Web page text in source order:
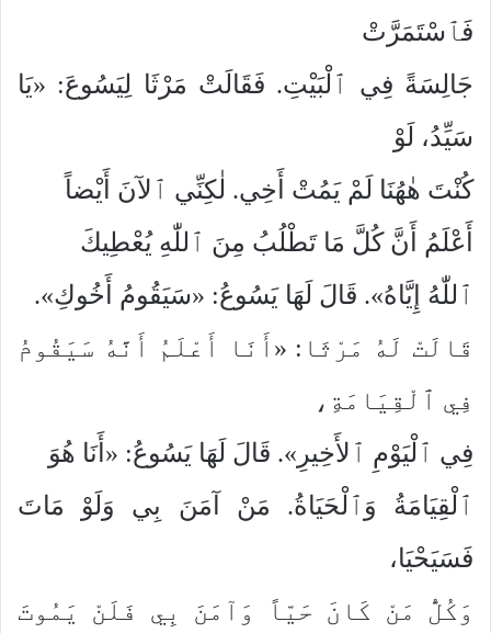
فَٱسْتَمَرَّتْ
جَالِسَةً فِي ٱلْبَيْتِ. فَقَالَتْ مَرْثَا لِيَسُوعَ: «يَا
سَيِّدُ، لَوْ
كُنْتَ هٰهُنَا لَمْ يَمُتْ أَخِي. لٰكِنِّي ٱلآنَ أَيْضاً
أَعْلَمُ أَنَّ كُلَّ مَا تَطْلُبُ مِنَ ٱللّٰهِ يُعْطِيكَ
ٱللّٰهُ إِيَّاهُ». قَالَ لَهَا يَسُوعُ: «سَيَقُومُ أَخُوكِ».
قَالَتْ لَهُ مَرْثَا: «أَنَا أَعْلَمُ أَنَّهُ سَيَقُومُ
فِي ٱلْقِيَامَةِ،
فِي ٱلْيَوْمِ ٱلأَخِيرِ». قَالَ لَهَا يَسُوعُ: «أَنَا هُوَ
ٱلْقِيَامَةُ وَٱلْحَيَاةُ. مَنْ آمَنَ بِي وَلَوْ مَاتَ
فَسَيَحْيَا،
وَكُلُّ مَنْ كَانَ حَيّاً وَآمَنَ بِي فَلَنْ يَمُوتَ